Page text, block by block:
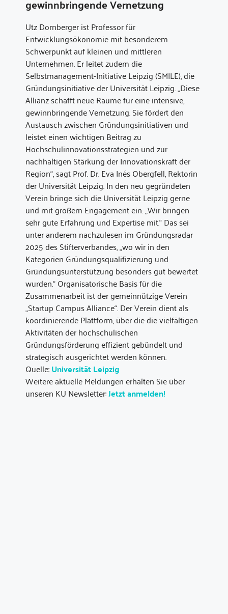
gewinnbringende Vernetzung
Utz Dornberger ist Professor für
Entwicklungsökonomie mit besonderem
Schwerpunkt auf kleinen und mittleren
Unternehmen. Er leitet zudem die
Selbstmanagement-Initiative Leipzig (SMILE), die
Gründungsinitiative der Universität Leipzig. „Diese
Allianz schafft neue Räume für eine intensive,
gewinnbringende Vernetzung. Sie fördert den
Austausch zwischen Gründungsinitiativen und
leistet einen wichtigen Beitrag zu
Hochschulinnovationsstrategien und zur
nachhaltigen Stärkung der Innovationskraft der
Region“, sagt Prof. Dr. Eva Inés Obergfell, Rektorin
der Universität Leipzig. In den neu gegründeten
Verein bringe sich die Universität Leipzig gerne
und mit großem Engagement ein. „Wir bringen
sehr gute Erfahrung und Expertise mit.“ Das sei
unter anderem nachzulesen im Gründungsradar
2025 des Stifterverbandes, „wo wir in den
Kategorien Gründungsqualifizierung und
Gründungsunterstützung besonders gut bewertet
wurden.“ Organisatorische Basis für die
Zusammenarbeit ist der gemeinnützige Verein
„Startup Campus Alliance“. Der Verein dient als
koordinierende Plattform, über die die vielfältigen
Aktivitäten der hochschulischen
Gründungsförderung effizient gebündelt und
strategisch ausgerichtet werden können.
Quelle:Universität Leipzig
Weitere aktuelle Meldungen erhalten Sie über
unseren KU Newsletter:Jetzt anmelden!